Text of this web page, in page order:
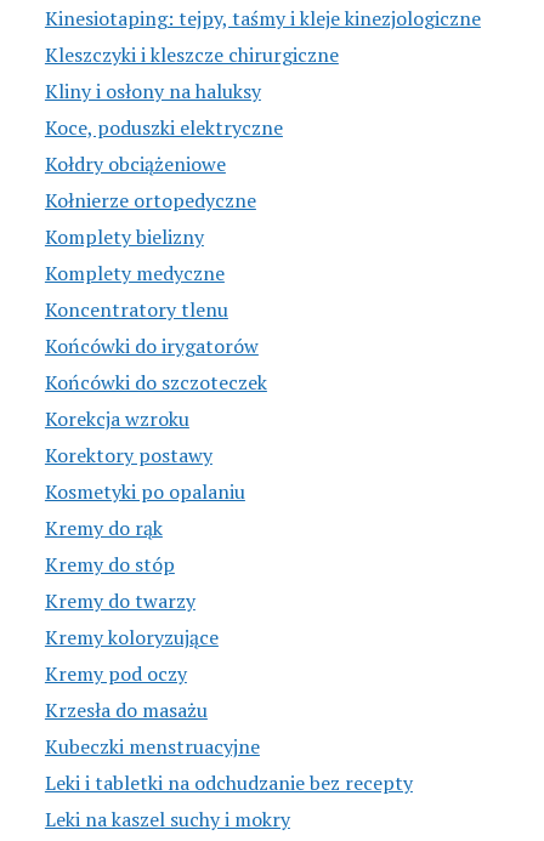
Kinesiotaping: tejpy, taśmy i kleje kinezjologiczne
Kleszczyki i kleszcze chirurgiczne
Kliny i osłony na haluksy
Koce, poduszki elektryczne
Kołdry obciążeniowe
Kołnierze ortopedyczne
Komplety bielizny
Komplety medyczne
Koncentratory tlenu
Końcówki do irygatorów
Końcówki do szczoteczek
Korekcja wzroku
Korektory postawy
Kosmetyki po opalaniu
Kremy do rąk
Kremy do stóp
Kremy do twarzy
Kremy koloryzujące
Kremy pod oczy
Krzesła do masażu
Kubeczki menstruacyjne
Leki i tabletki na odchudzanie bez recepty
Leki na kaszel suchy i mokry